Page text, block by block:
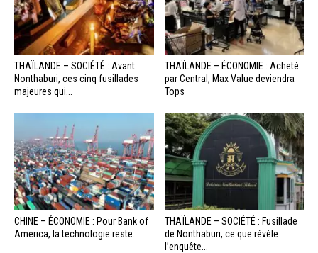
THAÏLANDE – SOCIÉTÉ : Avant
Nonthaburi, ces cinq fusillades
majeures qui...
THAÏLANDE – ÉCONOMIE : Acheté
par Central, Max Value deviendra
Tops
CHINE – ÉCONOMIE : Pour Bank of
America, la technologie reste...
THAÏLANDE – SOCIÉTÉ : Fusillade
de Nonthaburi, ce que révèle
l’enquête...